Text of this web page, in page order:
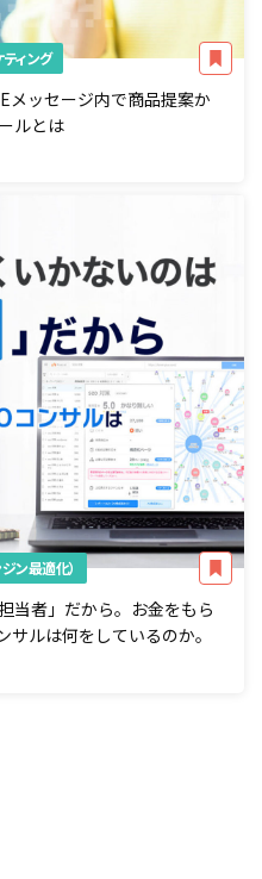
ィング
メッセージ内で商品提案か
ルとは
ン最適化）
当者」だから。お金をもら
サルは何をしているのか。